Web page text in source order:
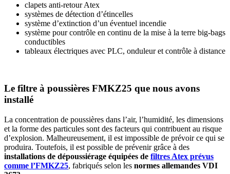
clapets anti-retour Atex
systèmes de détection d’étincelles
système d’extinction d’un éventuel incendie
système pour contrôle en continu de la mise à la terre big-bags
conductibles
tableaux électriques avec PLC, onduleur et contrôle à distance
Le filtre à poussières FMKZ25 que nous avons
installé
La concentration de poussières dans l’air, l’humidité, les dimensions
et la forme des particules sont des facteurs qui contribuent au risque
d’explosion. Malheureusement, il est impossible de prévoir ce qui se
produira. Toutefois, il est possible de prévenir grâce à des
installations de dépoussiérage équipées de filtres Atex prévus
comme l’FMKZ25, fabriqués selon les normes allemandes VDI